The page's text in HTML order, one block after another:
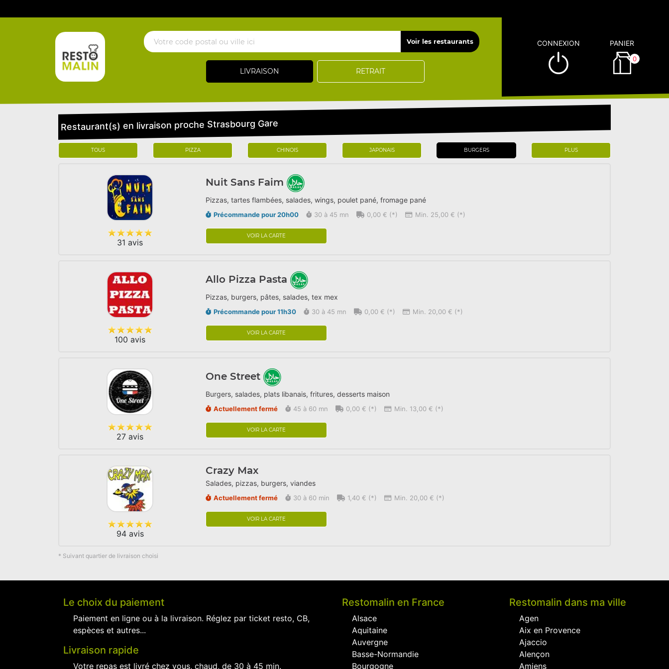
LIVRAISON RETRAIT
CONNEXION PANIER
0
Restaurant(s) en livraison proche Strasbourg Gare
TOUS PIZZA CHINOIS JAPONAIS BURGERS PLUS
31 avis
Nuit Sans Faim
Pizzas, tartes flambées, salades, wings, poulet pané, fromage pané
Précommande pour 20h00 30 à 45 mn 0,00 € (*) Min. 25,00 € (*)
VOIR LA CARTE
100 avis
Allo Pizza Pasta
Pizzas, burgers, pâtes, salades, tex mex
Précommande pour 11h30 30 à 45 mn 0,00 € (*) Min. 20,00 € (*)
VOIR LA CARTE
27 avis
One Street
Burgers, salades, plats libanais, fritures, desserts maison
Actuellement fermé 45 à 60 mn 0,00 € (*) Min. 13,00 € (*)
VOIR LA CARTE
94 avis
Crazy Max
Salades, pizzas, burgers, viandes
Actuellement fermé 30 à 60 min 1,40 € (*) Min. 20,00 € (*)
VOIR LA CARTE
* Suivant quartier de livraison choisi
Le choix du paiement
Paiement en ligne ou à la livraison. Réglez par ticket resto, CB,
espèces et autres...
Livraison rapide
Votre repas est livré chez vous, chaud, de 30 à 45 min.
Restomalin en France
Alsace
Aquitaine
Auvergne
Basse-Normandie
Bourgogne
Restomalin dans ma ville
Agen
Aix en Provence
Ajaccio
Alençon
Amiens